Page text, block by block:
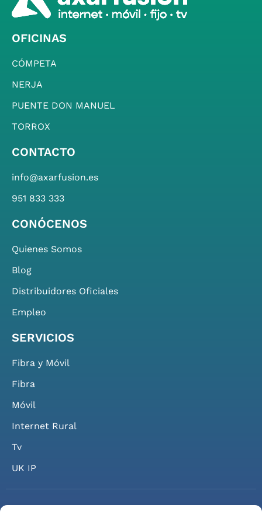
OFICINAS
CÓMPETA
NERJA
PUENTE DON MANUEL
TORROX
CONTACTO
info@axarfusion.es
951 833 333
CONÓCENOS
Quienes Somos
Blog
Distribuidores Oficiales
Empleo
SERVICIOS
Fibra y Móvil
Fibra
Móvil
Internet Rural
Tv
UK IP